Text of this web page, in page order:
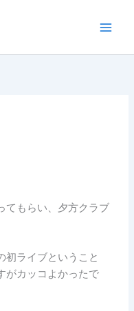
てもらい、夕方クラブ
初ライブということ
がカッコよかったで